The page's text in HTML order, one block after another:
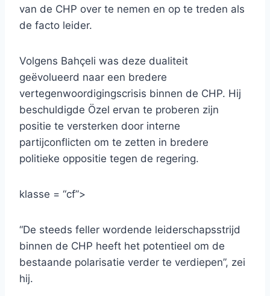
van de CHP over te nemen en op te treden als
de facto leider.
Volgens Bahçeli was deze dualiteit
geëvolueerd naar een bredere
vertegenwoordigingscrisis binnen de CHP. Hij
beschuldigde Özel ervan te proberen zijn
positie te versterken door interne
partijconflicten om te zetten in bredere
politieke oppositie tegen de regering.
klasse = “cf”>
“De steeds feller wordende leiderschapsstrijd
binnen de CHP heeft het potentieel om de
bestaande polarisatie verder te verdiepen”, zei
hij.